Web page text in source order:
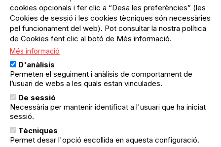
loggat
Peu
Preguntes freqüents
Contacte
Menú
Legal
Política de privacitat
Avís legal
Política de cookies
El Quèdequè no es fa responsable de les activitats
programades; en són responsables els col·lectius
organitzadors.
© Quedequè, 2025
cookies opcionals i fer clic a “Desa les preferències” (les
Cookies de sessió i les cookies tècniques són necessàries
pel funcionament del web). Pot consultar la nostra política
de Cookies fent clic al botó de Més informació.
Més informació
D'anàlisis
Permeten el seguiment i anàlisis de comportament de
l’usuari de webs a les quals estan vinculades.
De sessió
Necessària per mantenir identificat a l'usuari que ha iniciat
sessió.
Tècniques
Permet desar l'opció escollida en aquesta configuració.